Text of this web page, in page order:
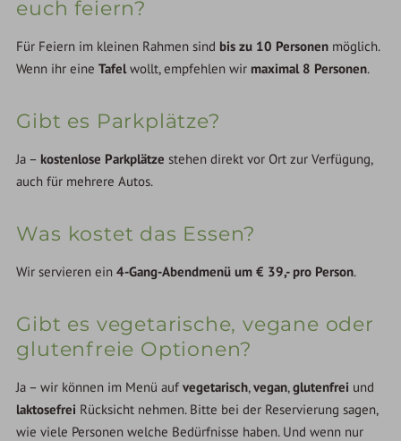
euch feiern?
Für Feiern im kleinen Rahmen sind bis zu 10 Personen möglich.
Wenn ihr eineTafelwollt, empfehlen wir maximal 8 Personen.
Gibt es Parkplätze?
Ja – kostenlose Parkplätze stehen direkt vor Ort zur Verfügung,
auch für mehrere Autos.
Was kostet das Essen?
Wir servieren ein4-Gang-Abendmenü um € 39,- pro Person.
Gibt es vegetarische, vegane oder
glutenfreie Optionen?
Ja – wir können im Menü aufvegetarisch,vegan,glutenfrei und
laktosefrei Rücksicht nehmen. Bitte bei der Reservierung sagen,
wie viele Personen welche Bedürfnisse haben. Und wenn nur